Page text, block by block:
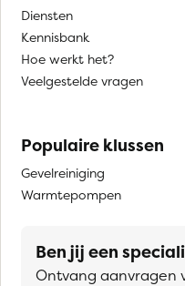
Diensten
Kennisbank
Hoe werkt het?
Veelgestelde vragen
Populaire klussen
Gevelreiniging
Warmtepompen
Ben jij een
Ontvang aanvragen